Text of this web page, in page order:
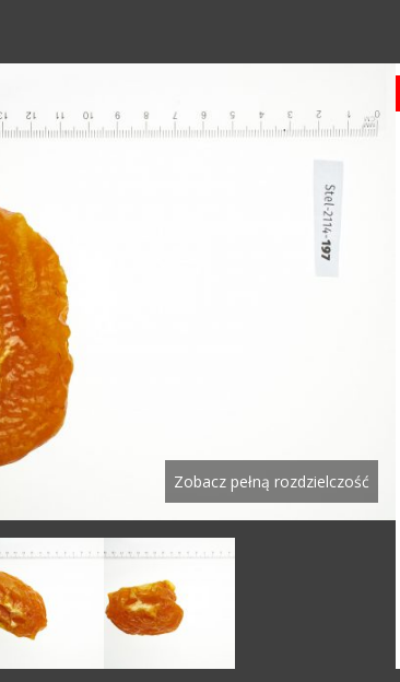
Zobacz pełną rozdzielczość